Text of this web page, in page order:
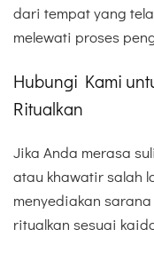
dari tempat yang
melewati proses
Hubungi Kami
Ritualkan
Jika Anda merasa
atau khawatir salah
menyediakan
ritualkan sesuai